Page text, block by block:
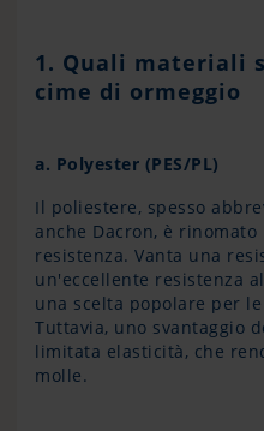
1. Quali materiali
cime di ormeggio
a. Polyester (PES/PL)
Il poliestere, spesso
anche Dacron, è
resistenza. Vanta una
un'eccellente resistenza
una scelta popolare per
Tuttavia, uno svantaggio
limitata elasticità, che
molle.